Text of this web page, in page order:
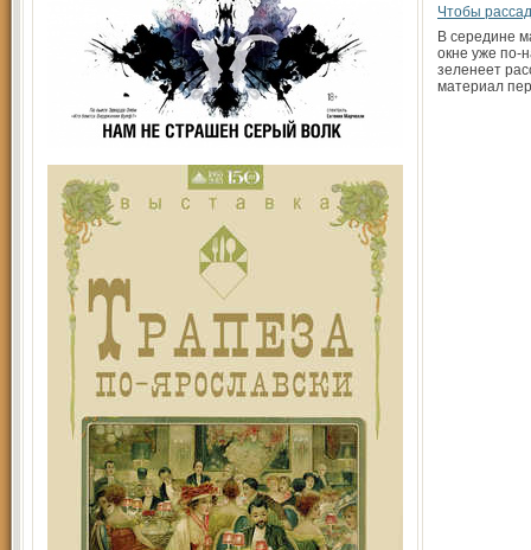
Чтобы
В середине
окне уже по-
зеленеет
материал